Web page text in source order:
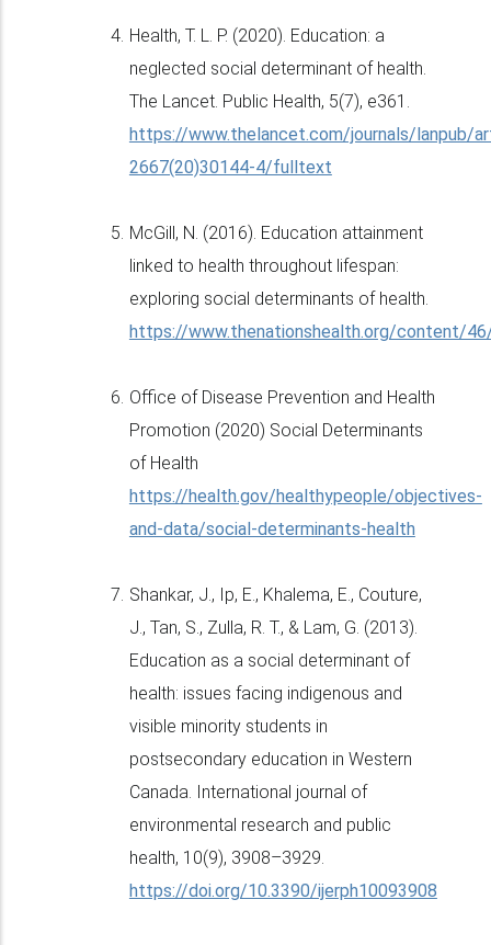
Health, T. L. P. (2020). Education: a
neglected social determinant of health.
The Lancet. Public Health, 5(7), e361.
https://www.thelancet.com/journals/lanpub/
2667(20)30144-4/fulltext
McGill, N. (2016). Education attainment
linked to health throughout lifespan:
exploring social determinants of health.
https://www.thenationshealth.org/content/
Office of Disease Prevention and Health
Promotion (2020) Social Determinants
of Health
https://health.gov/healthypeople/objectives-
and-data/social-determinants-health
Shankar, J., Ip, E., Khalema, E., Couture,
J., Tan, S., Zulla, R. T., & Lam, G. (2013).
Education as a social determinant of
health: issues facing indigenous and
visible minority students in
postsecondary education in Western
Canada. International journal of
environmental research and public
health, 10(9), 3908–3929.
https://doi.org/10.3390/ijerph10093908